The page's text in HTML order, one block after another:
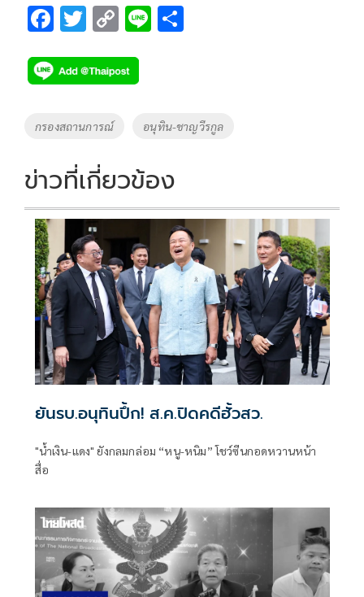
F
e
b
o
k
T
tt
er
C
p
y
k
Li
Tags
กรองสถานการณ์ อนุทิน-ชาญวีรกูล
ข่าวที่เกี่ยวข้อง
ยันรบ.อนุทินปึ้ก! ส.ค.ปิดคดีฮั้วสว.
"น้ำเงิน-แดง" ยังกลมกล่อม “หนู-หนิม” โชว์ซีนกอดหวานหน้า
สื่อ